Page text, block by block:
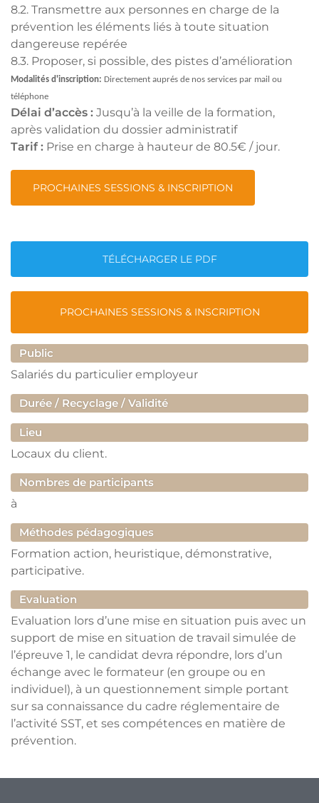
8.2. Transmettre aux personnes en charge de la
prévention les éléments liés à toute situation
dangereuse repérée
8.3. Proposer, si possible, des pistes d’amélioration
Modalités d'inscription: Directement auprés de nos services par mail ou
téléphone
Délai d’accès : Jusqu’à la veille de la formation,
après validation du dossier administratif
Tarif : Prise en charge à hauteur de 80.5€ / jour.
PROCHAINES SESSIONS & INSCRIPTION
TÉLÉCHARGER LE PDF
PROCHAINES SESSIONS & INSCRIPTION
Public
Salariés du particulier employeur
Durée / Recyclage / Validité
Lieu
Locaux du client.
Nombres de participants
à
Méthodes pédagogiques
Formation action, heuristique, démonstrative,
participative.
Evaluation
Evaluation lors d’une mise en situation puis avec un
support de mise en situation de travail simulée de
l’épreuve 1, le candidat devra répondre, lors d’un
échange avec le formateur (en groupe ou en
individuel), à un questionnement simple portant
sur sa connaissance du cadre réglementaire de
l’activité SST, et ses compétences en matière de
prévention.